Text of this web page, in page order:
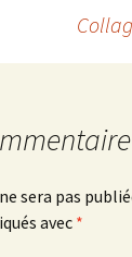
sera pas
avec *